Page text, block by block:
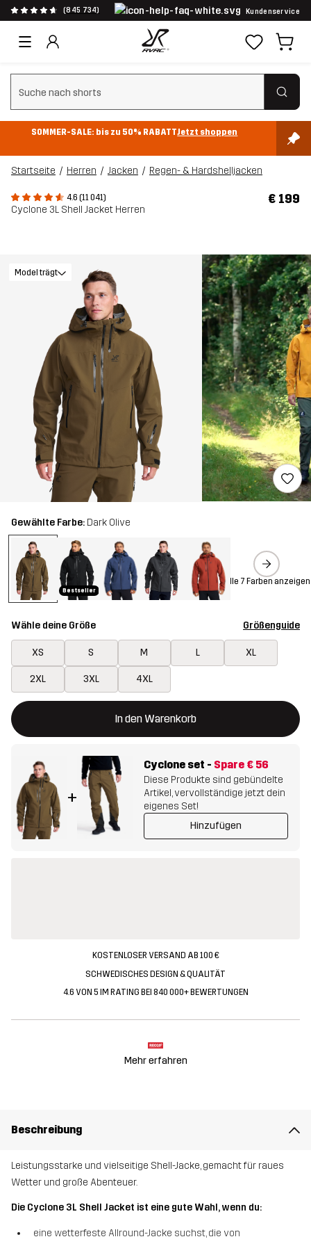
(845 734) Kundenservice
Suchfilter löschen
SOMMER-SALE: bis zu 50% RABATTJetzt shoppen
Startseite Herren Jacken Regen- & Hardshelljacken
4.6 (11 041)
Cyclone 3L Shell Jacket Herren
€ 199
Model trägt
Gewählte Farbe: Dark Olive
Bestseller
Alle 7 Farben anzeigen
Wähle deine Größe Größenguide
XS S M L XL
2XL 3XL 4XL
In den Warenkorb
Dieser Button öffnet ein Fenster und legt den neuen Artikel in
{{size}} nicht verfügbar
+
Cyclone set - Spare € 56
Diese Produkte sind gebündelte
Artikel, vervollständige jetzt dein
eigenes Set!
Hinzufügen
KOSTENLOSER VERSAND AB 100 €
SCHWEDISCHES DESIGN & QUALITÄT
4.6 VON 5 IM RATING BEI 840 000+ BEWERTUNGEN
Mehr erfahren
Beschreibung
Leistungsstarke und vielseitige Shell-Jacke, gemacht für raues
Wetter und große Abenteuer.
Die Cyclone 3L Shell Jacket ist eine gute Wahl, wenn du:
eine wetterfeste Allround-Jacke suchst, die von